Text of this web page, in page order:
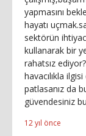
yapmasını
hayatı
sektörün
kullanarak bir
rahatsız
havacılıkla
patlasanız da
güvendesiniz
12 yıl önce